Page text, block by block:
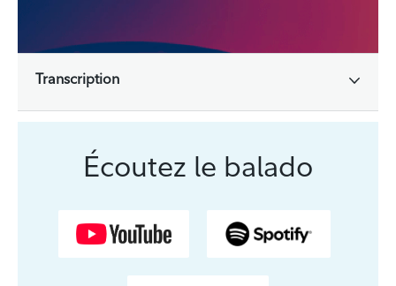
Transcription
Écoutez le balado